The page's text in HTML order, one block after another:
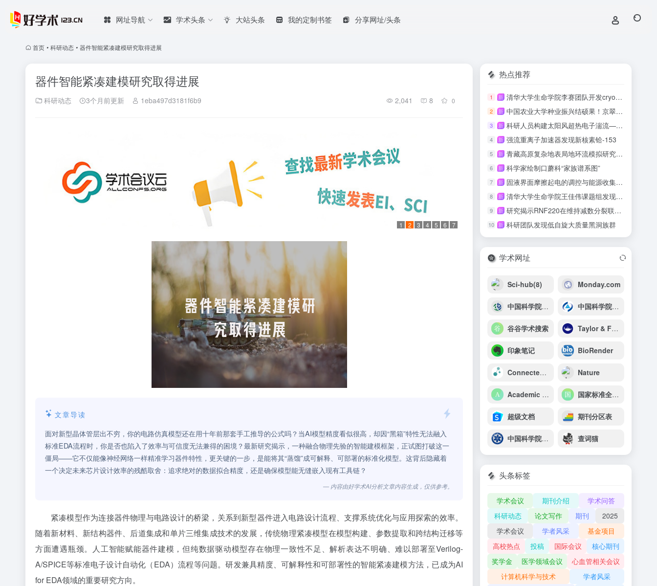
网址导航 学术头条 大站头条 我的定制书签 分享网址/头条
首页 • 科研动态 • 器件智能紧凑建模研究取得进展
器件智能紧凑建模研究取得进展
科研动态 3个月前更新 1eba497d3181f6b9 2,041 8 0
1 2 3 4 5 6 7
文章导读
面对新型晶体管层出不穷，你的电路仿真模型还在用十年前那套手工推导的公式吗？当AI模型精度看似很高，却因“黑箱”特性无法融入
标准EDA流程时，你是否也陷入了效率与可信度无法兼得的困境？最新研究揭示，一种融合物理先验的智能建模框架，正试图打破这一
僵局——它不仅能像神经网络一样精准学习器件特性，更关键的一步，是能将其“蒸馏”成可解释、可部署的标准化模型。这背后隐藏着
一个决定未来芯片设计效率的残酷取舍：追求绝对的数据拟合精度，还是确保模型能无缝嵌入现有工具链？
— 内容由好学术AI分析文章内容生成，仅供参考。
紧凑模型作为连接器件物理与电路设计的桥梁，关系到新型器件进入电路设计流程、支撑系统优化与应用探索的效率。
随着新材料、新结构器件、后道集成和单片三维集成技术的发展，传统物理紧凑模型在模型构建、参数提取和跨结构迁移等
方面遭遇瓶颈。人工智能赋能器件建模，但纯数据驱动模型存在物理一致性不足、解析表达不明确、难以部署至Verilog-
A/SPICE等标准电子设计自动化（EDA）流程等问题。研发兼具精度、可解释性和可部署性的智能紧凑建模方法，已成为AI
for EDA领域的重要研究方向。
热点推荐
1 新 清华大学生命学院李赛团队开发cryo-ET数据一体化实时处理软件
2 新 中国农业大学种业振兴结硕果！京翠绿壳蛋鸡配套系喜获国家畜禽新品种证书
3 新 科研人员构建太阳风超热电子湍流—动理学自洽耦合数值模型
4 新 强流重离子加速器发现新核素铪-153
5 新 青藏高原复杂地表局地环流模拟研究取得进展
6 新 科学家绘制口蘑科“家族谱系图”
7 新 固液界面摩擦起电的调控与能源收集研究取得系列进展
8 新 清华大学生命学院王佳伟课题组发现λ噬菌体Lom蛋白介导受体占位型超感染排斥新机制
9 新 研究揭示RNF220在维持减数分裂联会及保障生育力中的关键功能
10 新 科研团队发现低自旋大质量黑洞族群
学术网址
Sci-hub(8) Monday.com
中国科学院电工研究所 中国科学院长春光学精密机械与物理研究所
谷谷学术搜索 Taylor & Francis Online
印象笔记 BioRender
Connected Papers Nature
Academic Search 国家标准全文公开系统
超级文档 期刊分区表
中国科学院宁波材料技术与工程研究所（简称宁波材料所） 查词猫
头条标签
学术会议 期刊介绍
学术问答
科研动态
论文写作 期刊
2025
学术会议
学者风采
基金项目
高校热点
投稿 国际会议
核心期刊
奖学金
医学领域会议
心血管相关会议
计算机科学与技术
学者风采